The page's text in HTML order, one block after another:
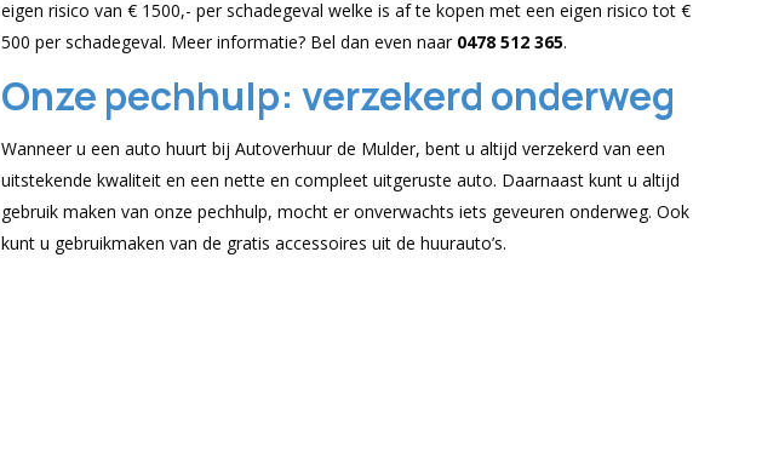
eigen risico van € 1500,- per schadegeval welke is af te kopen met een eigen risico tot €
500 per schadegeval. Meer informatie? Bel dan even naar 0478 512 365.
Onze pechhulp: verzekerd onderweg
Wanneer u een auto huurt bij Autoverhuur de Mulder, bent u altijd verzekerd van een
uitstekende kwaliteit en een nette en compleet uitgeruste auto. Daarnaast kunt u altijd
gebruik maken van onze pechhulp, mocht er onverwachts iets geveuren onderweg. Ook
kunt u gebruikmaken van de gratis accessoires uit de huurauto’s.